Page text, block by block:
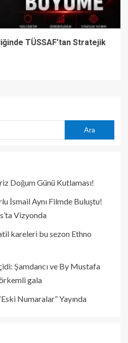
TÜSSAF’tan Stratejik
Ara
Doğum Günü Kutlaması!
İsmail Aynı Filmde Buluştu!
Vizyonda
kareleri bu sezon Ethno
Şamdancı ve By Mustafa
gala
Numaralar” Yayında